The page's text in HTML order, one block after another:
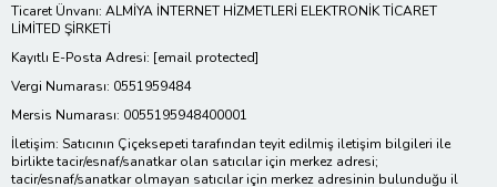
Ticaret Ünvanı: ALMİYA İNTERNET HİZMETLERİ ELEKTRONİK TİCARET
LİMİTED ŞİRKETİ
Kayıtlı E-Posta Adresi: [email protected]
Vergi Numarası: 0551959484
Mersis Numarası: 0055195948400001
İletişim: Satıcının Çiçeksepeti tarafından teyit edilmiş iletişim bilgileri ile
birlikte tacir/esnaf/sanatkar olan satıcılar için merkez adresi;
tacir/esnaf/sanatkar olmayan satıcılar için merkez adresinin bulunduğu il